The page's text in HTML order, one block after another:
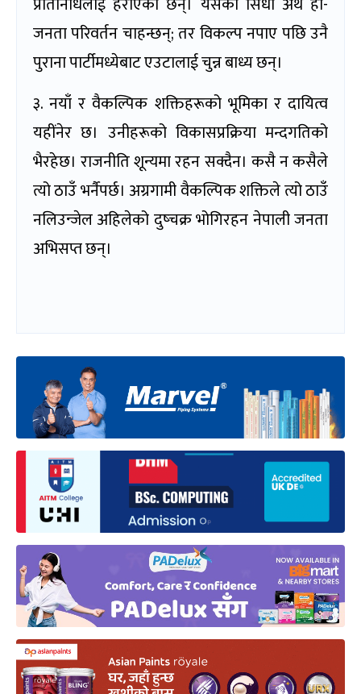
जनता परिवर्तन चाहन्छन्; तर विकल्प नपाए पछि उनै
पुराना पार्टीमध्येबाट एउटालाई चुन्न बाध्य छन्।
३. नयाँ र वैकल्पिक शक्तिहरूको भूमिका र दायित्व
यहींनेर छ। उनीहरूको विकासप्रक्रिया मन्दगतिको
भैरहेछ। राजनीति शून्यमा रहन सक्दैन। कसै न कसैले
त्यो ठाउँ भर्नैपर्छ। अग्रगामी वैकल्पिक शक्तिले त्यो ठाउँ
नलिउन्जेल अहिलेको दुष्चक्र भोगिरहन नेपाली जनता
अभिसप्त छन्।